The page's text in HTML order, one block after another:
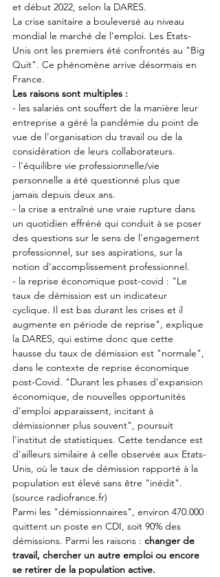
et début 2022, selon la DARES.
La crise sanitaire a bouleversé au niveau
mondial le marché de l'emploi. Les Etats-
Unis ont les premiers été confrontés au "Big
Quit". Ce phénomène arrive désormais en
France.
Les raisons sont multiples :
- les salariés ont souffert de la manière leur
entreprise a géré la pandémie du point de
vue de l'organisation du travail ou de la
considération de leurs collaborateurs.
- l'équilibre vie professionnelle/vie
personnelle a été questionné plus que
jamais depuis deux ans.
- la crise a entraîné une vraie rupture dans
un quotidien effréné qui conduit à se poser
des questions sur le sens de l'engagement
professionnel, sur ses aspirations, sur la
notion d'accomplissement professionnel.
- la reprise économique post-covid : "Le
taux de démission est un indicateur
cyclique. Il est bas durant les crises et il
augmente en période de reprise", explique
la DARES, qui estime donc que cette
hausse du taux de démission est "normale",
dans le contexte de reprise économique
post-Covid. "Durant les phases d’expansion
économique, de nouvelles opportunités
d’emploi apparaissent, incitant à
démissionner plus souvent", poursuit
l'institut de statistiques. Cette tendance est
d'ailleurs similaire à celle observée aux Etats-
Unis, où le taux de démission rapporté à la
population est élevé sans être "inédit".
(source radiofrance.fr)
Parmi les "démissionnaires", environ 470.000
quittent un poste en CDI, soit 90% des
démissions. Parmi les raisons : changer de
travail, chercher un autre emploi ou encore
se retirer de la population active.